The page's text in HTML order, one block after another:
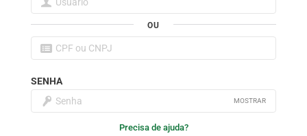
OU
SENHA
MOSTRAR
Precisa de ajuda?